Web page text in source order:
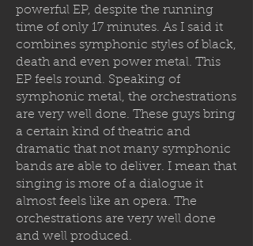
powerful EP, despite the running
time of only 17 minutes. As I said it
combines symphonic styles of black,
death and even power metal. This
EP feels round. Speaking of
symphonic metal, the orchestrations
are very well done. These guys bring
a certain kind of theatric and
dramatic that not many symphonic
bands are able to deliver. I mean that
singing is more of a dialogue it
almost feels like an opera. The
orchestrations are very well done
and well produced.